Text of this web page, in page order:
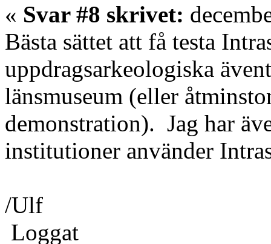
« Svar #8 skrivet:
Bästa sättet att få testa
uppdragsarkeologiska
länsmuseum (eller
demonstration). Jag har
institutioner använder
/Ulf
Loggat